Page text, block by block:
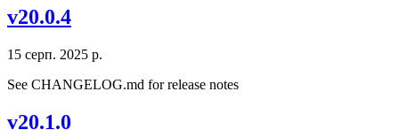
v20.0.4
15 серп. 2025 р.
See CHANGELOG.md for release notes
v20.1.0